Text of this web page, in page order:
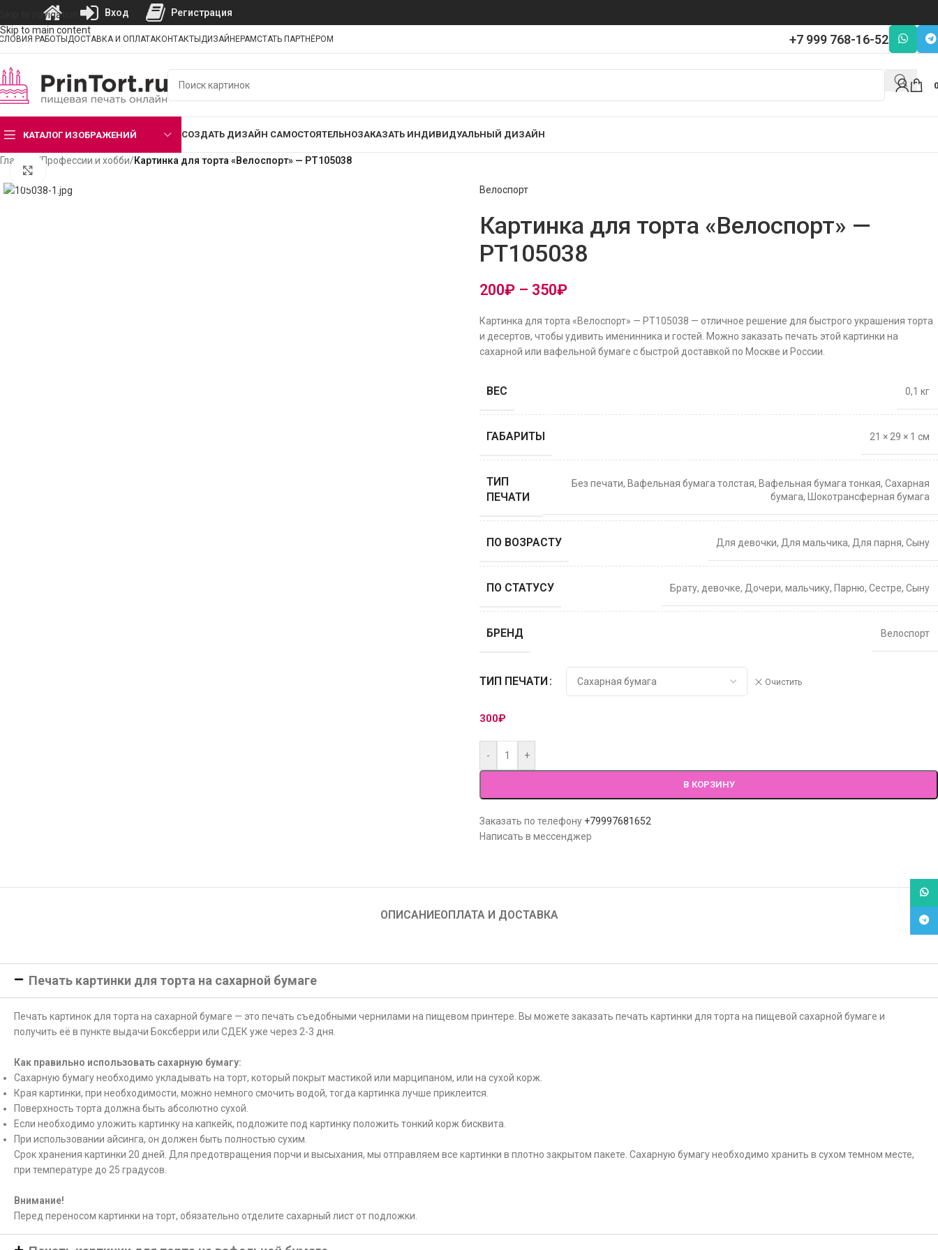
Skip to navigation
Skip to main content
РАБОТЫ ДОСТАВКА И ОПЛАТАКОНТАКТЫ ДИЗАЙНЕРАМСТАТЬ ПАРТНЁРОМ +7 999 768-16-52
0
КАТАЛОГ ИЗОБРАЖЕНИЙ СОЗДАТЬ ДИЗАЙН САМОСТОЯТЕЛЬНОЗАКАЗАТЬ ИНДИВИДУАЛЬНЫЙ ДИЗАЙН
Главная /Профессии и хобби/Картинка для торта «Велоспорт» — PT105038
Велоспорт
Картинка для торта «Велоспорт» —
PT105038
200₽ – 350₽
Картинка для торта «Велоспорт» — PT105038 — отличное решение для быстрого украшения торта
и десертов, чтобы удивить именинника и гостей. Можно заказать печать этой картинки на
сахарной или вафельной бумаге с быстрой доставкой по Москве и России.
ВЕС 0,1 кг
ГАБАРИТЫ 21 × 29 × 1 см
ТИП
ПЕЧАТИ
Без печати, Вафельная бумага толстая, Вафельная бумага тонкая, Сахарная
бумага, Шокотрансферная бумага
ПО ВОЗРАСТУ Для девочки, Для мальчика, Для парня, Сыну
ПО СТАТУСУ Брату, девочке, Дочери, мальчику, Парню, Сестре, Сыну
БРЕНД Велоспорт
ТИП ПЕЧАТИ Очистить
300₽
- +
В КОРЗИНУ
Заказать по телефону +79997681652
Написать в мессенджер
ОПИСАНИЕОПЛАТА И ДОСТАВКА
Печать картинки для торта на сахарной бумаге
Печать картинок для торта на сахарной бумаге — это печать съедобными чернилами на пищевом принтере. Вы можете заказать печать картинки для торта на пищевой сахарной бумаге и
получить её в пункте выдачи Боксберри или СДЕК уже через 2-3 дня.
Как правильно использовать сахарную бумагу:
Сахарную бумагу необходимо укладывать на торт, который покрыт мастикой или марципаном, или на сухой корж.
Края картинки, при необходимости, можно немного смочить водой, тогда картинка лучше приклеится.
Поверхность торта должна быть абсолютно сухой.
Если необходимо уложить картинку на капкейк, подложите под картинку положить тонкий корж бисквита.
При использовании айсинга, он должен быть полностью сухим.
Срок хранения картинки 20 дней. Для предотвращения порчи и высыхания, мы отправляем все картинки в плотно закрытом пакете. Сахарную бумагу необходимо хранить в сухом темном месте,
при температуре до 25 градусов.
Внимание!
Перед переносом картинки на торт, обязательно отделите сахарный лист от подложки.
Вход Регистрация